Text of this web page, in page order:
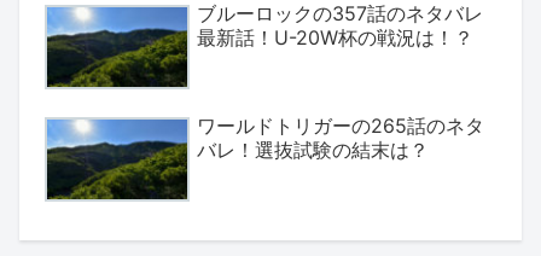
ブルーロックの357話のネタバレ
最新話！U-20W杯の戦況は！？
ワールドトリガーの265話のネタ
バレ！選抜試験の結末は？